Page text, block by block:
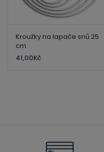
Kroužky na lapače snů 25
cm
41,00Kč